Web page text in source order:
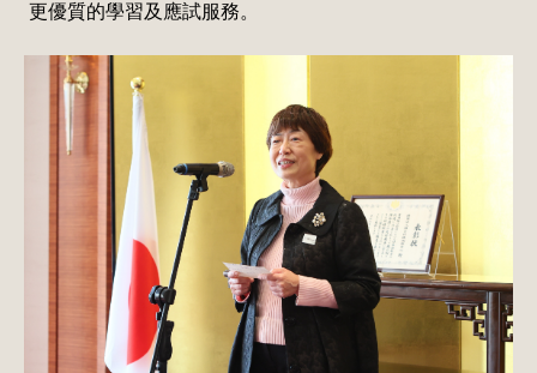
更優質的學習及應試服務。